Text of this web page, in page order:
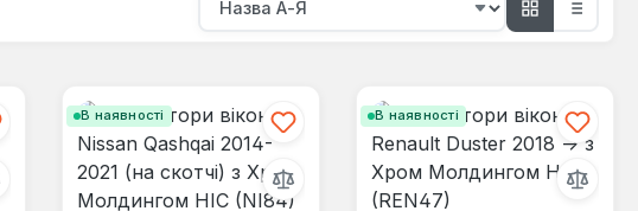
В наявності В наявності